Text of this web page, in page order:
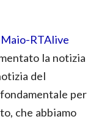
la notizia
del
per
che abbiamo